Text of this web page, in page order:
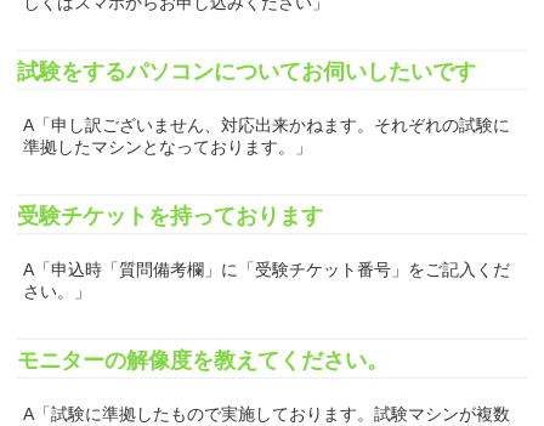
試験をするパソコンについてお伺いしたいです
A「申し訳ございません、対応出来かねます。それぞれの試験に
準拠したマシンとなっております。」
受験チケットを持っております
A「申込時「質問備考欄」に「受験チケット番号」をご記入くだ
さい。」
モニターの解像度を教えてください。
A「試験に準拠したもので実施しております。試験マシンが複数